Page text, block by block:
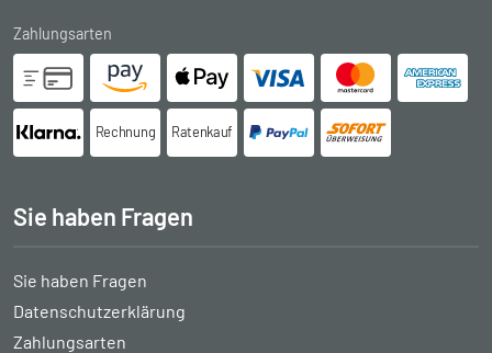
Zahlungsarten
Rechnung Ratenkauf
Sie haben Fragen
Sie haben Fragen
Datenschutzerklärung
Zahlungsarten